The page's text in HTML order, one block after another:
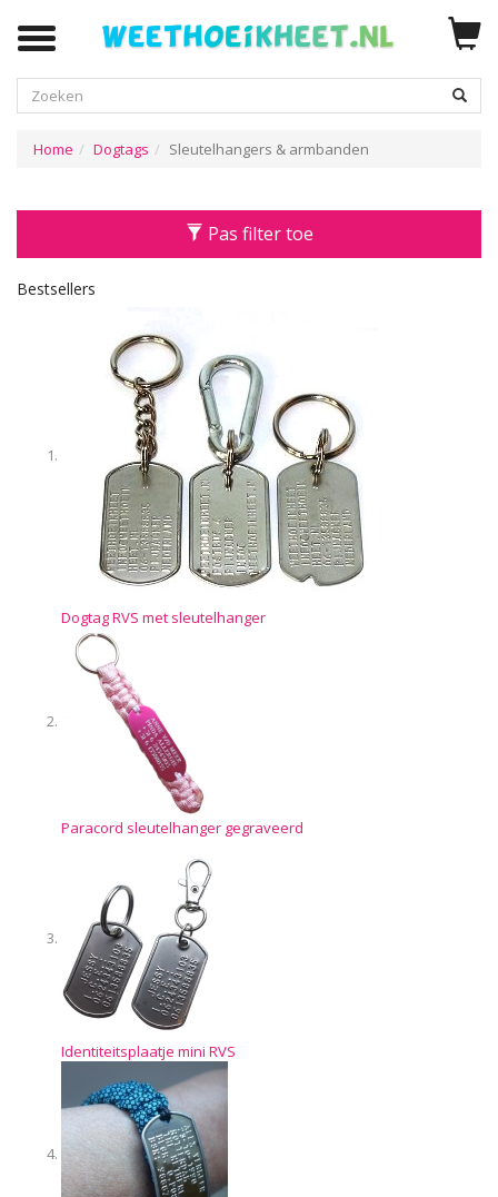
Zoeken
Home Dogtags Sleutelhangers & armbanden
Pas filter toe
Bestsellers
Dogtag RVS met sleutelhanger
Paracord sleutelhanger gegraveerd
Identiteitsplaatje mini RVS